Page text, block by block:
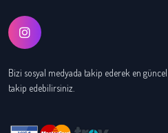
Bizi sosyal medyada takip ederek en
takip edebilirsiniz.